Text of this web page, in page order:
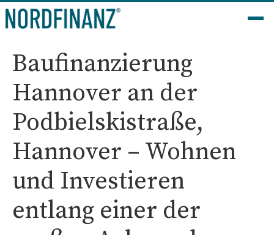
Baufinanzierung
Hannover an der
Podbielskistraße,
Hannover – Wohnen
und Investieren
entlang einer der